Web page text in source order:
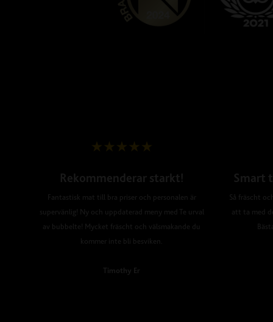
Rekommenderar starkt!
Fantastisk mat till bra priser och personalen är
supervänlig! Ny och uppdaterad meny med Te urval
av bubbelte! Mycket fräscht och välsmakande du
kommer inte bli besviken.
Timothy Er
Smart
Så fräscht
att ta med